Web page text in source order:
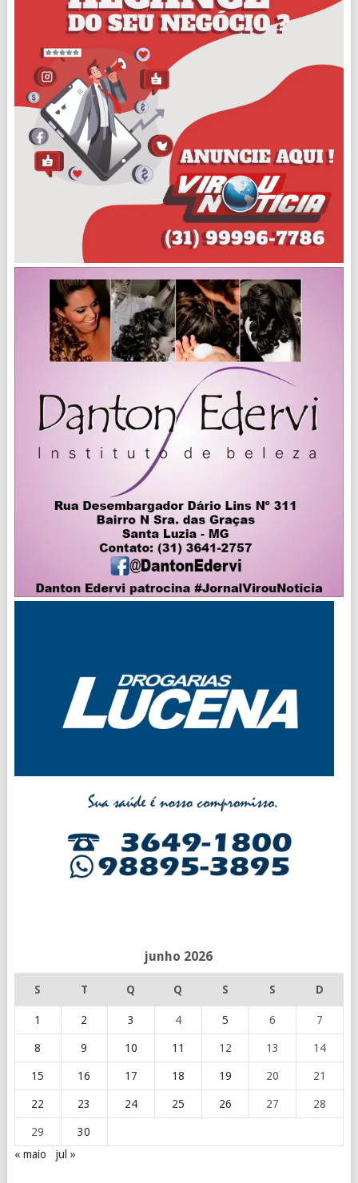
junho 2026
S T Q Q S S D
1 2 3 4 5 6 7
8 9 10 11 12 13 14
15 16 17 18 19 20 21
22 23 24 25 26 27 28
29
30
« maio
jul »